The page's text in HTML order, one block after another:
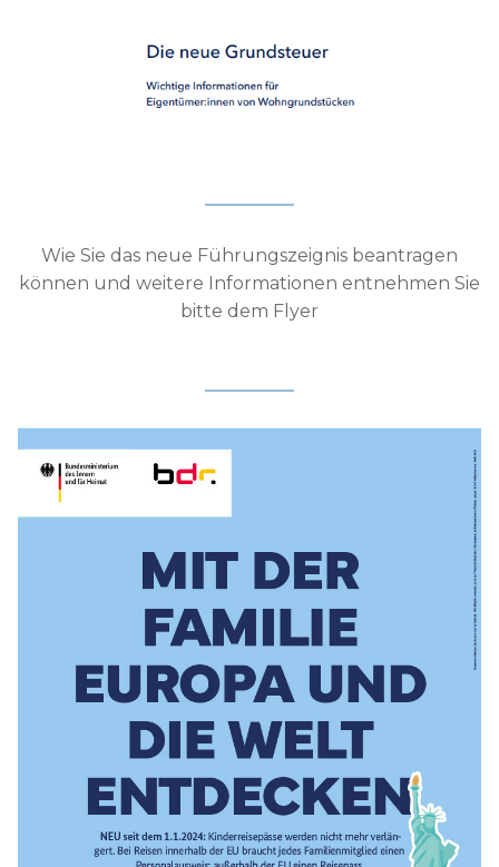
Wie Sie das neue Führungszeignis beantragen
können und weitere Informationen entnehmen Sie
bitte dem Flyer